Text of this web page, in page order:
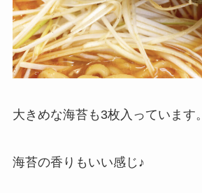
大きめな海苔も3枚入っています。
海苔の香りもいい感じ♪